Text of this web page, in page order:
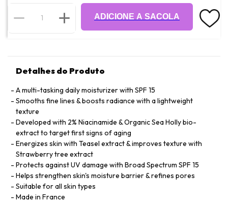
ADICIONE A SACOLA
Detalhes do Produto
A multi-tasking daily moisturizer with SPF 15
Smooths fine lines & boosts radiance with a lightweight
texture
Developed with 2% Niacinamide & Organic Sea Holly bio-
extract to target first signs of aging
Energizes skin with Teasel extract & improves texture with
Strawberry tree extract
Protects against UV damage with Broad Spectrum SPF 15
Helps strengthen skin's moisture barrier & refines pores
Suitable for all skin types
Made in France